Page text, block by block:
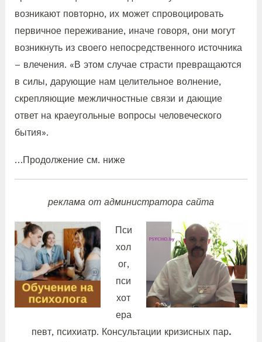
возникают повторно, их может спровоцировать
первичное переживание, иначе говоря, они могут
возникнуть из своего непосредственного источника
– влечения. «В этом случае страсти превращаются
в силы, дарующие нам целительное волнение,
скрепляющие межличностные связи и дающие
ответ на краеугольные вопросы человеческого
бытия».
…Продолжение см. ниже
реклама от администратора сайта
Пси
хол
ог,
пси
хот
ера
певт, психиатр. Консультации кризисных пар.